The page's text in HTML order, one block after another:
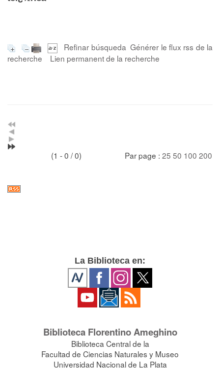
Refinar búsqueda Générer le flux rss de la
recherche
Lien permanent de la recherche
(1 - 0 / 0) Par page : 25 50 100 200
La Biblioteca en:
Biblioteca Florentino Ameghino
Biblioteca Central de la
Facultad de Ciencias Naturales y Museo
Universidad Nacional de La Plata